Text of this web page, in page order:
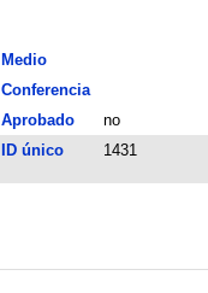
Medio
Conferencia
Aprobado
no
ID único 1431